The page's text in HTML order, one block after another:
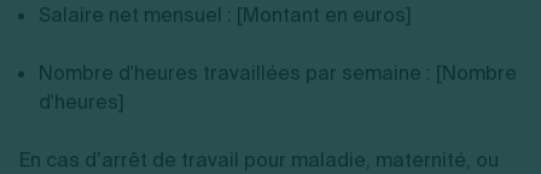
Salaire net mensuel : [Montant en euros]
Nombre d'heures travaillées par semaine : [Nombre
d'heures]
En cas d’arrêt de travail pour maladie, maternité, ou